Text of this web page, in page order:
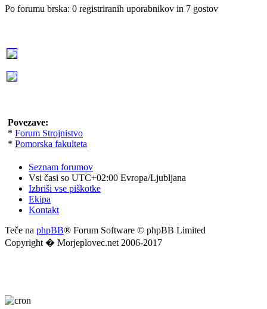
Po forumu brska: 0 registriranih uporabnikov in 7 gostov
Povezave:
* Forum Strojnistvo
* Pomorska fakulteta
Seznam forumov
Vsi časi so UTC+02:00 Evropa/Ljubljana
Izbriši vse piškotke
Ekipa
Kontakt
Teče na phpBB® Forum Software © phpBB Limited
Copyright � Morjeplovec.net 2006-2017